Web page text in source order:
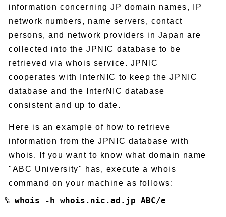
information concerning JP domain names, IP
network numbers, name servers, contact
persons, and network providers in Japan are
collected into the JPNIC database to be
retrieved via whois service. JPNIC
cooperates with InterNIC to keep the JPNIC
database and the InterNIC database
consistent and up to date.
Here is an example of how to retrieve
information from the JPNIC database with
whois. If you want to know what domain name
"ABC University" has, execute a whois
command on your machine as follows:
% whois -h whois.nic.ad.jp ABC/e